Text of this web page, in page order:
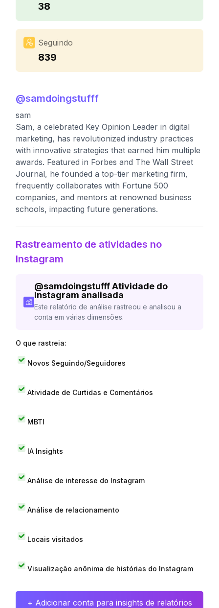
38
Seguindo
839
@samdoingstufff
sam
Sam, a celebrated Key Opinion Leader in digital
marketing, has revolutionized industry practices
with innovative strategies that earned him multiple
awards. Featured in Forbes and The Wall Street
Journal, he founded a top-tier marketing firm,
frequently collaborates with Fortune 500
companies, and mentors at renowned business
schools, impacting future generations.
Rastreamento de atividades no
Instagram
@samdoingstufff Atividade do
Instagram analisada
Este relatório de análise rastreou e analisou a
conta em várias dimensões.
O que rastreia:
Novos Seguindo/Seguidores
Atividade de Curtidas e Comentários
MBTI
IA Insights
Análise de interesse do Instagram
Análise de relacionamento
Locais visitados
Visualização anônima de histórias do Instagram
+ Adicionar conta para insights de relatórios